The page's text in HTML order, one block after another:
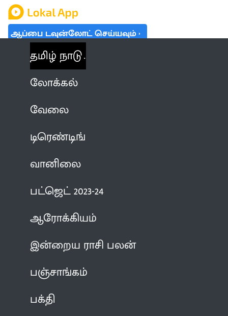
ஆப்பை டவுன்லோட் செய்யவும்
தமிழ் நாடு
லோக்கல்
வேலை
டிரெண்டிங்
வானிலை
பட்ஜெட் 2023-24
ஆரோக்கியம்
இன்றைய ராசி பலன்
பஞ்சாங்கம்
பக்தி